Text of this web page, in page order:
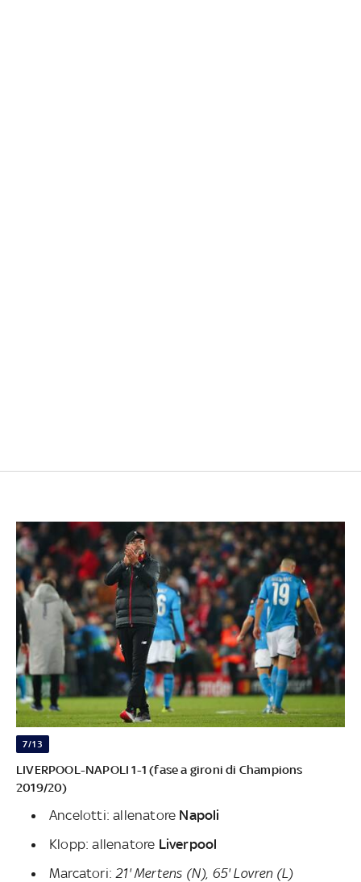
7/13
LIVERPOOL-NAPOLI 1-1 (fase a gironi di Champions
2019/20)
Ancelotti: allenatore Napoli
Klopp: allenatore Liverpool
Marcatori: 21' Mertens (N), 65' Lovren (L)